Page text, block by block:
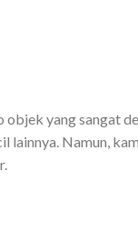
yang sangat
lainnya. Namun,